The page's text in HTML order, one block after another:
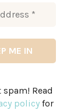
spam! Read
policyfor